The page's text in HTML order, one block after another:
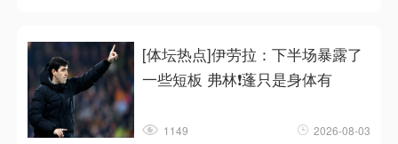
[体坛热点]伊劳拉：下半场暴露了
一些短板 弗林❗蓬只是身体有
1149 2026-08-03